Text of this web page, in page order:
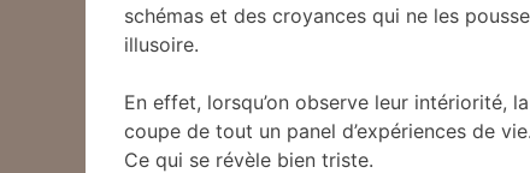
schémas et des croyances qui ne les
illusoire.
En effet, lorsqu’on observe leur intériorité,
coupe de tout un panel d’expériences de vie.
Ce qui se révèle bien triste.